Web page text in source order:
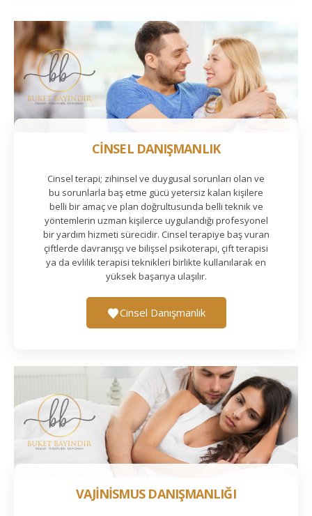
CİNSEL DANIŞMANLIK
Cinsel terapi; zihinsel ve duygusal sorunları olan ve
bu sorunlarla baş etme gücü yetersiz kalan kişilere
belli bir amaç ve plan doğrultusunda belli teknik ve
yöntemlerin uzman kişilerce uygulandığı profesyonel
bir yardım hizmeti sürecidir. Cinsel terapiye baş vuran
çiftlerde davranışçı ve bilişsel psikoterapi, çift terapisi
ya da evlilik terapisi teknikleri birlikte kullanılarak en
yüksek başarıya ulaşılır.
Cinsel Danışmanlık
VAJİNİSMUS DANIŞMANLIĞI